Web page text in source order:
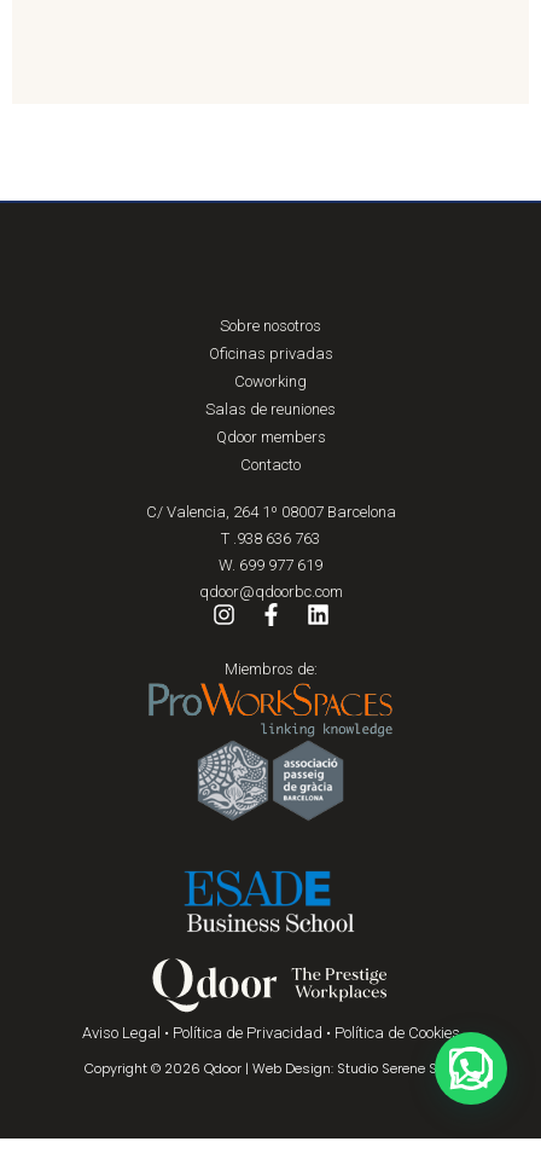
Aviso Legal • Política de Privacidad • Política de Cookies
Copyright © 2026 Qdoor | Web Design: Studio Serene Soul
Sobre nosotros
Oficinas privadas
Coworking
Salas de reuniones
Qdoor members
Contacto
C/ Valencia, 264 1º 08007 Barcelona
T .938 636 763
W. 699 977 619
qdoor@qdoorbc.com
Miembros de: